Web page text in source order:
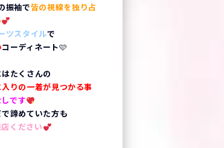
振袖で皆の視線を独り占
ツスタイルで
コーディネート🩷
たくさんの
入りの一着が見つかる事
です
で諦めていた方も
店ください